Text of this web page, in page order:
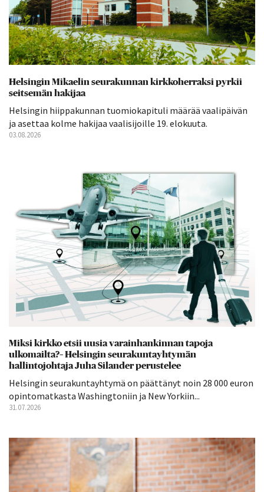
Helsingin Mikaelin seurakunnan kirkkoherraksi pyrkii
seitsemän hakijaa
Helsingin hiippakunnan tuomiokapituli määrää vaalipäivän
ja asettaa kolme hakijaa vaalisijoille 19. elokuuta.
03.08.2026
Miksi kirkko etsii uusia varainhankinnan tapoja
ulkomailta?– Helsingin seurakuntayhtymän
hallintojohtaja Juha Silander perustelee
Helsingin seurakuntayhtymä on päättänyt noin 28 000 euron
opintomatkasta Washingtoniin ja New Yorkiin...
31.07.2026